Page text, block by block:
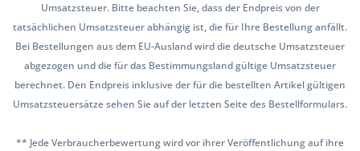
Umsatzsteuer. Bitte beachten Sie, dass der Endpreis von der
tatsächlichen Umsatzsteuer abhängig ist, die für Ihre Bestellung anfällt.
Bei Bestellungen aus dem EU-Ausland wird die deutsche Umsatzsteuer
abgezogen und die für das Bestimmungsland gültige Umsatzsteuer
berechnet. Den Endpreis inklusive der für die bestellten Artikel gültigen
Umsatzsteuersätze sehen Sie auf der letzten Seite des Bestellformulars.
** Jede Verbraucherbewertung wird vor ihrer Veröffentlichung auf ihre